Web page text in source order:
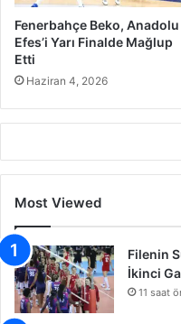
Fenerbahçe Beko, Anadolu
Efes’i Yarı Finalde Mağlup
Etti
Haziran 4, 2026
Most Viewed
Filenin
İkinci
11 saat